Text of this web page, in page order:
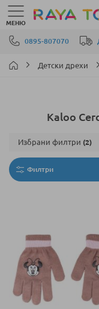
Прескачане към
0895-807070
МЕНЮ
Детски дрехи
Kaloo
Филтри
Избрани филтри